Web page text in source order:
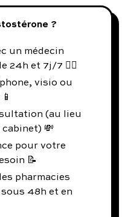
?
un médecin
24h et 7j/7 👨‍⚕️
visio ou
(au lieu
💸
pour votre
📝
pharmacies
48h et en